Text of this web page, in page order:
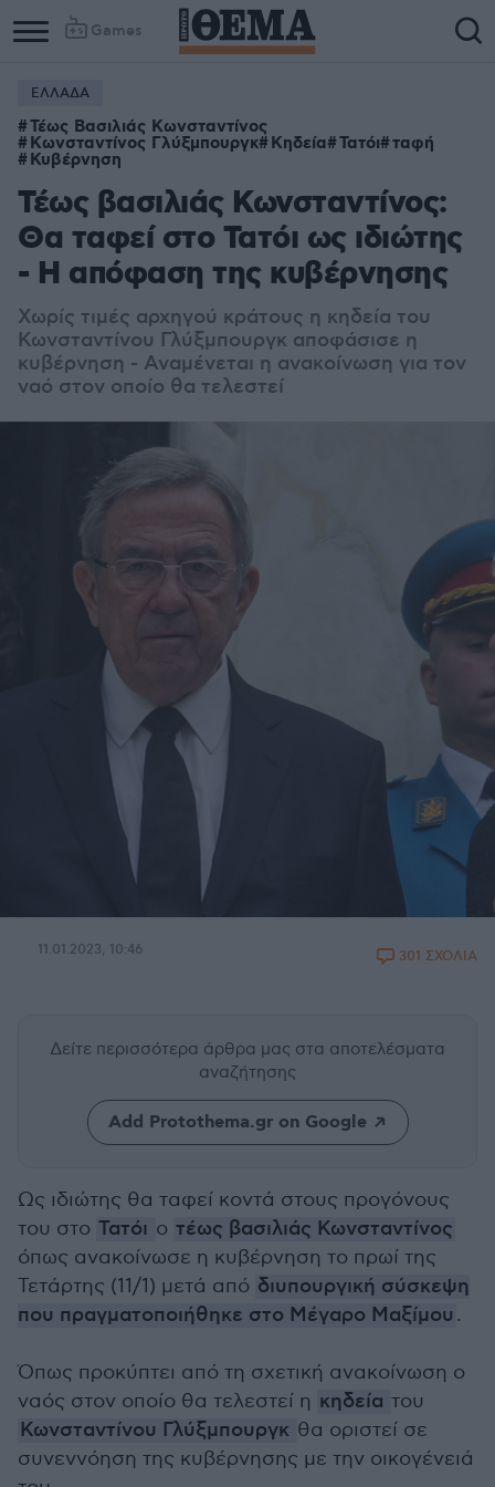
Games
ΕΛΛΑΔΑ
Τέως Βασιλιάς Κωνσταντίνος
Κωνσταντίνος Γλύξμπουργκ Κηδεία Τατόι ταφή
Κυβέρνηση
Τέως βασιλιάς Κωνσταντίνος:
Θα ταφεί στο Τατόι ως ιδιώτης
- Η απόφαση της κυβέρνησης
Χωρίς τιμές αρχηγού κράτους η κηδεία του
Κωνσταντίνου Γλύξμπουργκ αποφάσισε η
κυβέρνηση - Αναμένεται η ανακοίνωση για τον
ναό στον οποίο θα τελεστεί
11.01.2023, 10:46 301 ΣΧΟΛΙΑ
Δείτε περισσότερα άρθρα μας στα αποτελέσματα
αναζήτησης
Add Protothema.gr on Google
Ως ιδιώτης θα ταφεί κοντά στους προγόνους
του στο Τατόι ο τέως βασιλιάς Κωνσταντίνος
όπως ανακοίνωσε η κυβέρνηση το πρωί της
Τετάρτης (11/1) μετά από διυπουργική σύσκεψη
που πραγματοποιήθηκε στο Μέγαρο Μαξίμου .
Όπως προκύπτει από τη σχετική ανακοίνωση ο
ναός στον οποίο θα τελεστεί η κηδεία του
Κωνσταντίνου Γλύξμπουργκ θα οριστεί σε
συνεννόηση της κυβέρνησης με την οικογένειά